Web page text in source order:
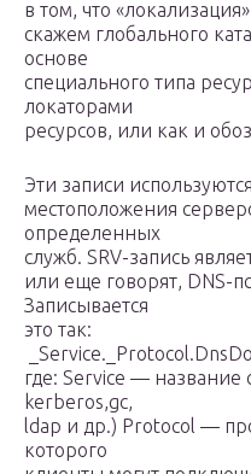
в том, что
скажем глобального
основе
специального типа
локаторами
ресурсов, или как и
Эти записи
местоположения
определенных
служб. SRV-запись
или еще говорят, DNS-
Записывается
это так:
где: Service — название
kerberos,gc,
ldap и др.) Protocol —
которого